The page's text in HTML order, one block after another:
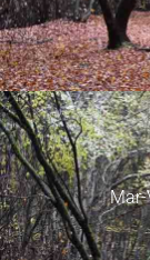
Mar-